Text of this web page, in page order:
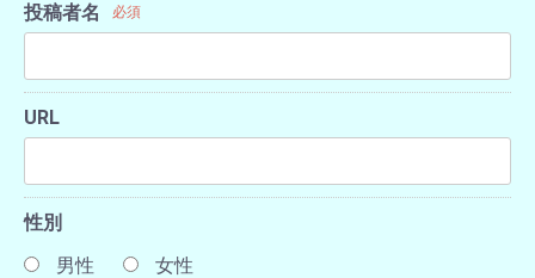
投稿者名 必須
URL
性別
男性
女性